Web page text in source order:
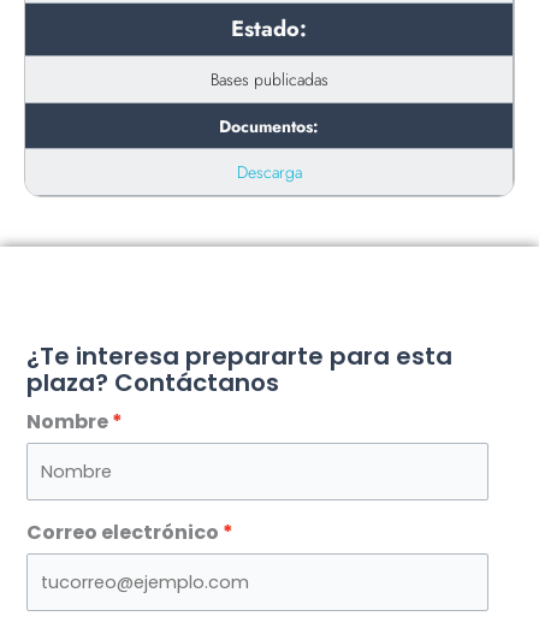
Estado:
Bases publicadas
Documentos:
Descarga
¿Te interesa prepararte para esta
plaza? Contáctanos
Nombre
Correo electrónico